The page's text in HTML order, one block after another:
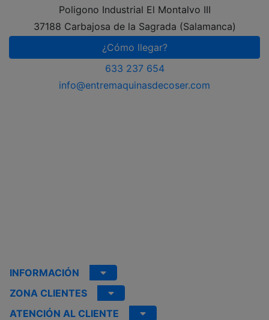
Poligono Industrial El Montalvo III
37188 Carbajosa de la Sagrada (Salamanca)
¿Cómo llegar?
633 237 654
info@entremaquinasdecoser.com
INFORMACIÓN
ZONA CLIENTES
ATENCIÓN AL CLIENTE